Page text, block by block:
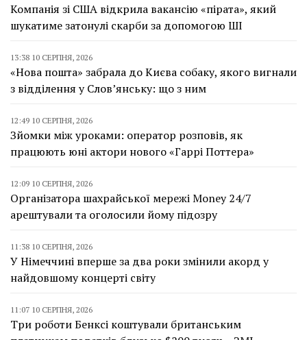
Компанія зі США відкрила вакансію «пірата», який
шукатиме затонулі скарби за допомогою ШІ
13:38 10 СЕРПНЯ, 2026
«Нова пошта» забрала до Києва собаку, якого вигнали
з відділення у Слов’янську: що з ним
12:49 10 СЕРПНЯ, 2026
Зйомки між уроками: оператор розповів, як
працюють юні актори нового «Гаррі Поттера»
12:09 10 СЕРПНЯ, 2026
Організатора шахрайської мережі Money 24/7
арештували та оголосили йому підозру
11:38 10 СЕРПНЯ, 2026
У Німеччині вперше за два роки змінили акорд у
найдовшому концерті світу
11:07 10 СЕРПНЯ, 2026
Три роботи Бенксі коштували британським